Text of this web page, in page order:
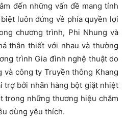
đến những vấn đề mang tính
luôn đứng về phía quyền lợi
chương trình, Phi Nhung và
thân thiết với nhau và thường
trình Gia đình nghệ thuật do
công ty Truyền thông Khang
trợ bởi nhãn hàng bột giặt nhiệt
trong những thương hiệu chăm
dùng yêu thích.